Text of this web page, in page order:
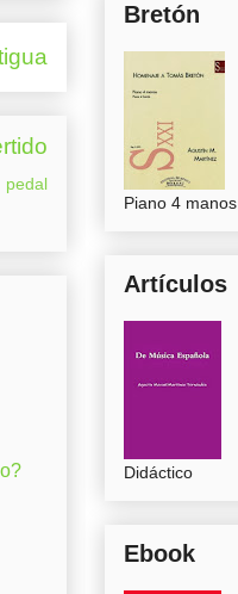
pedal
Bretón
Piano 4 manos
Artículos
Didáctico
Ebook